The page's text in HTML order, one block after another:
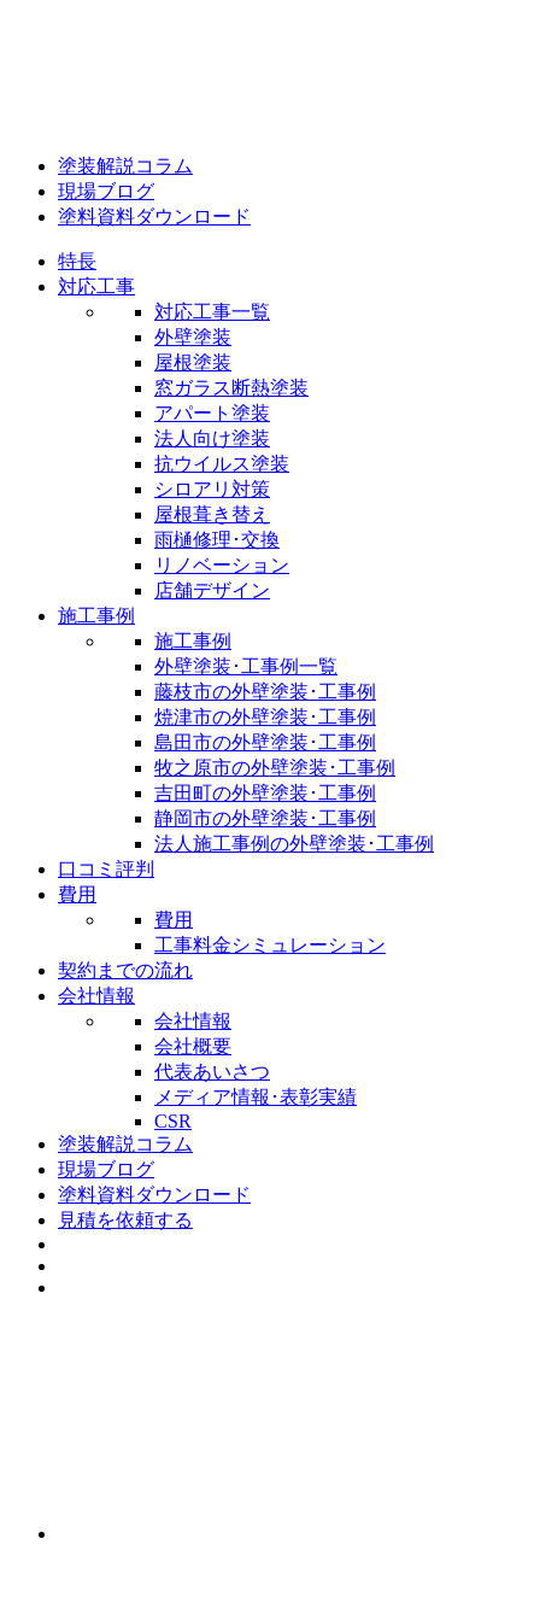
塗装解説コラム
現場ブログ
塗料資料ダウンロード
特長
対応工事
対応工事一覧
外壁塗装
屋根塗装
窓ガラス断熱塗装
アパート塗装
法人向け塗装
抗ウイルス塗装
シロアリ対策
屋根葺き替え
雨樋修理･交換
リノベーション
店舗デザイン
施工事例
施工事例
外壁塗装･工事例一覧
藤枝市の外壁塗装･工事例
焼津市の外壁塗装･工事例
島田市の外壁塗装･工事例
牧之原市の外壁塗装･工事例
吉田町の外壁塗装･工事例
静岡市の外壁塗装･工事例
法人施工事例の外壁塗装･工事例
口コミ評判
費用
費用
工事料金シミュレーション
契約までの流れ
会社情報
会社情報
会社概要
代表あいさつ
メディア情報･表彰実績
CSR
塗装解説コラム
現場ブログ
塗料資料ダウンロード
見積を依頼する